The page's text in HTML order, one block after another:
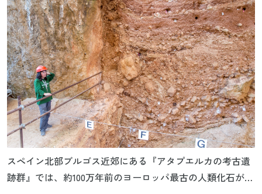
スペイン北部ブルゴス近郊にある『アタプエルカの考古遺
跡群』では、約100万年前のヨーロッパ最古の人類化石が